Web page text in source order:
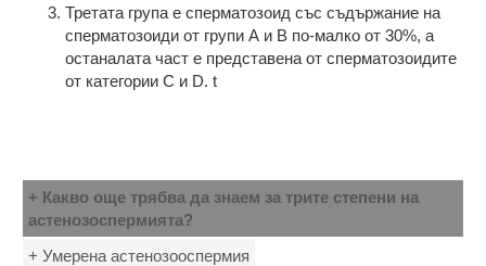
Третата група е сперматозоид със съдържание на
сперматозоиди от групи А и В по-малко от 30%, а
останалата част е представена от сперматозоидите
от категории С и D. t
+ Какво още трябва да знаем за трите степени на
астенозоспермията?
+ Умерена астенозооспермия